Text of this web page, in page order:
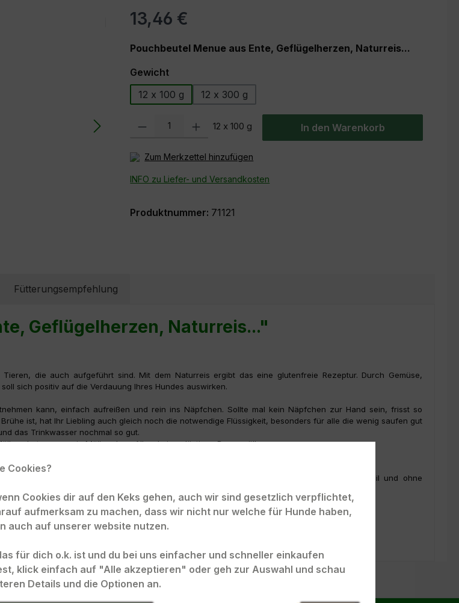
13,46 €
Pouchbeutel Menue aus Ente, Geflügelherzen, Naturreis...
Gewichtauswählen
12 x 100 g
12 x 300 g
Produkt Anzahl: Gib den gewünschten Wert ein oder benutze die Schaltflächen
12 x 100 g In den Warenkorb
Zum Merkzettel hinzufügen
INFO zu Liefer- und Versandkosten
Produktnummer: 71121
Fütterungsempfehlung
Geflügelherzen, Naturreis..."
die auch aufgeführt sind. Mit dem Naturreis ergibt das eine glutenfreie Rezeptur. Durch Gemüse,
sich positiv auf die Verdauung Ihres Hundes auswirken.
kann, einfach aufreißen und rein ins Näpfchen. Sollte mal kein Näpfchen zur Hand sein, frisst so
ist, hat Ihr Liebling auch gleich noch die notwendige Flüssigkeit, besonders für alle die wenig saufen gut
das Trinkwasser nochmal so gut.
so hat man wenig Müll und vor Allem keinen lästigen Dosenmüll.
für ausgewachsene Hunde zugelassen. Mit wenigstens 60,0 % Fleischanteil und ohne
Cookies?
Cookies dir auf den Keks gehen, auch wir sind gesetzlich verpflichtet,
aufmerksam zu machen, dass wir nicht nur welche für Hunde haben,
auch auf unserer website nutzen.
für dich o.k. ist und du bei uns einfacher und schneller einkaufen
klick einfach auf "Alle akzeptieren" oder geh zur Auswahl und schau
Details und die Optionen an.